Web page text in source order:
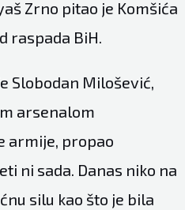
Zrno pitao je Komšića
raspada BiH.
Slobodan Milošević,
arsenalom
armije, propao
ni sada. Danas niko na
silu kao što je bila